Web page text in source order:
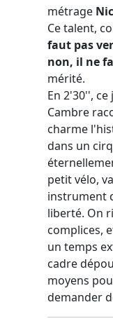
métrage
Ce talent,
faut pas
non, il ne
mérité.
En 2'30'',
Cambre
charme
dans un
petit vélo,
instrument
liberté. On
complices,
un temps
cadre
moyens
demander